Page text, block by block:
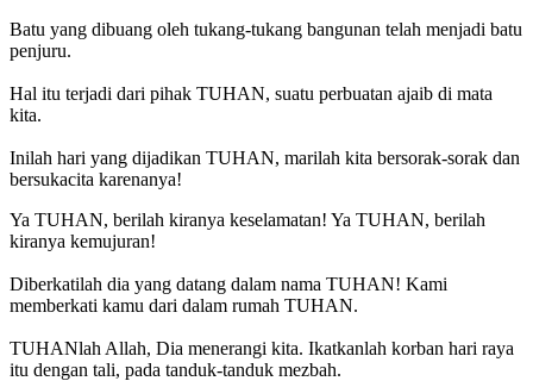
Batu yang dibuang oleh tukang-tukang bangunan telah menjadi batu
penjuru.
Hal itu terjadi dari pihak TUHAN, suatu perbuatan ajaib di mata
kita.
Inilah hari yang dijadikan TUHAN, marilah kita bersorak-sorak dan
bersukacita karenanya!
Ya TUHAN, berilah kiranya keselamatan! Ya TUHAN, berilah
kiranya kemujuran!
Diberkatilah dia yang datang dalam nama TUHAN! Kami
memberkati kamu dari dalam rumah TUHAN.
TUHANlah Allah, Dia menerangi kita. Ikatkanlah korban hari raya
itu dengan tali, pada tanduk-tanduk mezbah.